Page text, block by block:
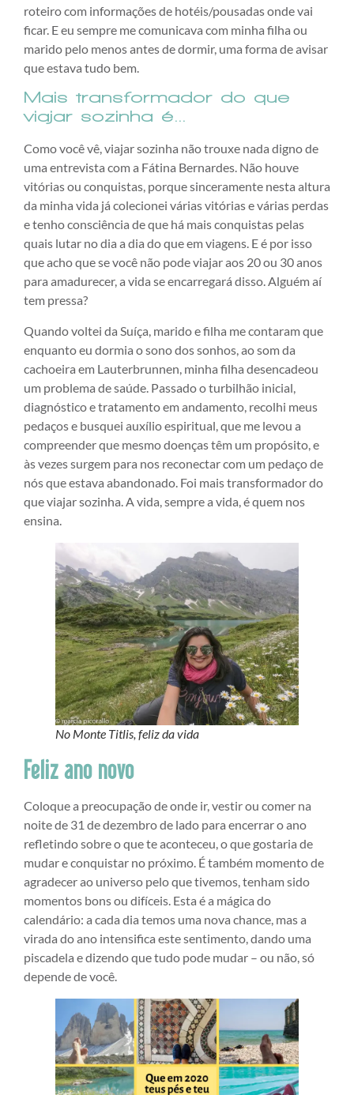
roteiro com informações de hotéis/pousadas onde vai
ficar. E eu sempre me comunicava com minha filha ou
marido pelo menos antes de dormir, uma forma de avisar
que estava tudo bem.
Mais transformador do que
viajar sozinha é…
Como você vê, viajar sozinha não trouxe nada digno de
uma entrevista com a Fátina Bernardes. Não houve
vitórias ou conquistas, porque sinceramente nesta altura
da minha vida já colecionei várias vitórias e várias perdas
e tenho consciência de que há mais conquistas pelas
quais lutar no dia a dia do que em viagens. E é por isso
que acho que se você não pode viajar aos 20 ou 30 anos
para amadurecer, a vida se encarregará disso. Alguém aí
tem pressa?
Quando voltei da Suíça, marido e filha me contaram que
enquanto eu dormia o sono dos sonhos, ao som da
cachoeira em Lauterbrunnen, minha filha desencadeou
um problema de saúde. Passado o turbilhão inicial,
diagnóstico e tratamento em andamento, recolhi meus
pedaços e busquei auxílio espiritual, que me levou a
compreender que mesmo doenças têm um propósito, e
às vezes surgem para nos reconectar com um pedaço de
nós que estava abandonado. Foi mais transformador do
que viajar sozinha. A vida, sempre a vida, é quem nos
ensina.
No Monte Titlis, feliz da vida
Feliz ano novo
Coloque a preocupação de onde ir, vestir ou comer na
noite de 31 de dezembro de lado para encerrar o ano
refletindo sobre o que te aconteceu, o que gostaria de
mudar e conquistar no próximo. É também momento de
agradecer ao universo pelo que tivemos, tenham sido
momentos bons ou difíceis. Esta é a mágica do
calendário: a cada dia temos uma nova chance, mas a
virada do ano intensifica este sentimento, dando uma
piscadela e dizendo que tudo pode mudar – ou não, só
depende de você.